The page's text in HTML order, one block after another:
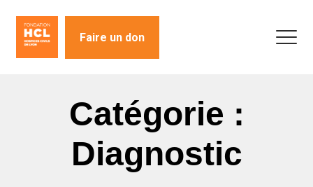
Faire un don
Catégorie :
Diagnostic